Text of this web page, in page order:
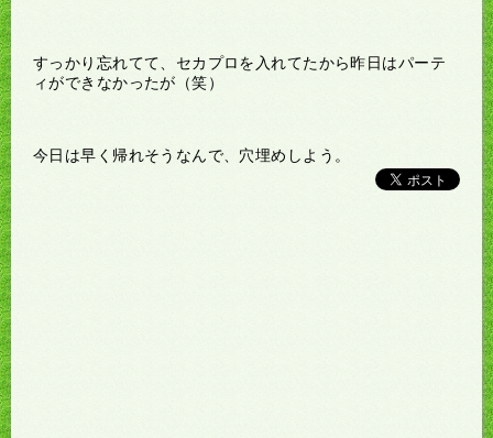
すっかり忘れてて、セカプロを入れてたから昨日はパーテ
ィができなかったが（笑）
今日は早く帰れそうなんで、穴埋めしよう。